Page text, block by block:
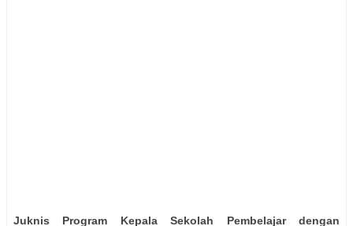
Juknis Program Kepala Sekolah Pembelajar dengan